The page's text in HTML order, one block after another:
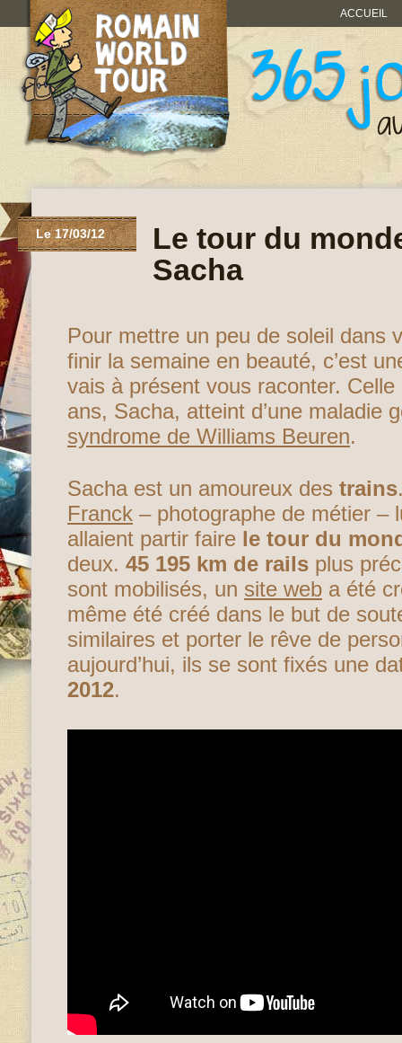
ACCUEIL
Le 17/03/12
Le tour du
Sacha
Pour mettre un peu de soleil dans
finir la semaine en beauté, c’est
vais à présent vous raconter. Celle
ans, Sacha, atteint d’une maladie
syndrome de Williams Beuren.
Sacha est un amoureux des trains
Franck – photographe de métier –
allaient partir faire le tour du
deux. 45 195 km de rails plus
sont mobilisés, un site web a été
même été créé dans le but de
similaires et porter le rêve de
aujourd’hui, ils se sont fixés une
2012.